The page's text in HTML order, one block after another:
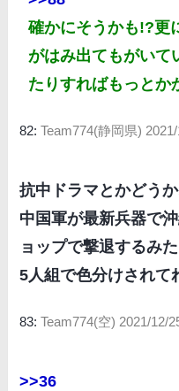
確かにそうかも!?更
がはみ出てもがいて
たりすればもっとか
82:Team774(静岡県)
抗中ドラマとかどう
中国軍が最新兵器で
ョップで撃退するみ
5人組で色分けされて
83:Team774(空) 2021/12/
>>36